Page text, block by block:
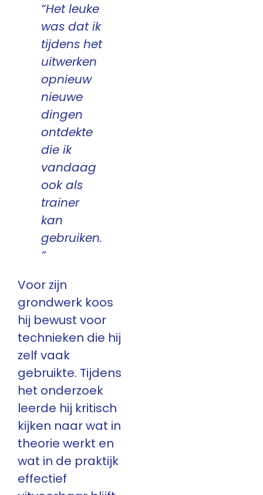
“Het leuke
was dat ik
tijdens het
uitwerken
opnieuw
nieuwe
dingen
ontdekte
die ik
vandaag
ook als
trainer
kan
gebruiken.
”
Voor zijn
grondwerk koos
hij bewust voor
technieken die hij
zelf vaak
gebruikte. Tijdens
het onderzoek
leerde hij kritisch
kijken naar wat in
theorie werkt en
wat in de praktijk
effectief